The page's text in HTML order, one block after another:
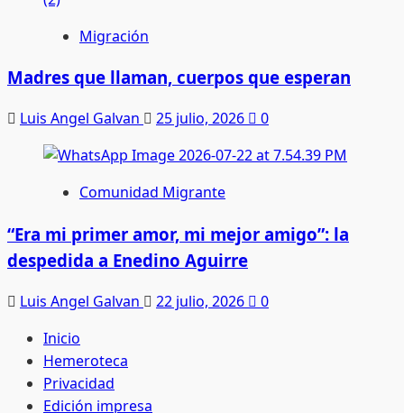
Migración
Madres que llaman, cuerpos que esperan
Luis Angel Galvan 25 julio, 2026 0
Comunidad Migrante
“Era mi primer amor, mi mejor amigo”: la
despedida a Enedino Aguirre
Luis Angel Galvan 22 julio, 2026
0
Inicio
Hemeroteca
Privacidad
Edición impresa